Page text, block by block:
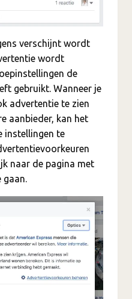
verschijnt wordt
wordt
de
gebruikt. Wanneer je
advertentie te zien
aanbieder, kan het
instellingen te
naar de pagina met
gaan.